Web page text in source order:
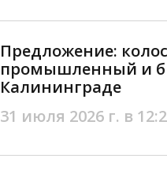
Предложение:
промышленный и
Калининграде
31 июля 2026 г. в